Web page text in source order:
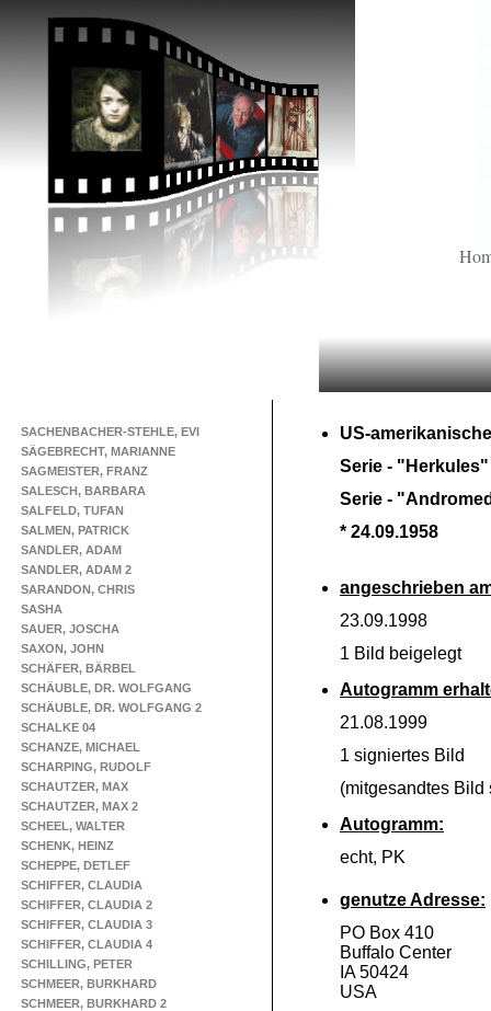
SACHENBACHER-STEHLE, EVI
SÄGEBRECHT, MARIANNE
SAGMEISTER, FRANZ
SALESCH, BARBARA
SALFELD, TUFAN
SALMEN, PATRICK
SANDLER, ADAM
SANDLER, ADAM 2
SARANDON, CHRIS
SASHA
SAUER, JOSCHA
SAXON, JOHN
SCHÄFER, BÄRBEL
SCHÄUBLE, DR. WOLFGANG
SCHÄUBLE, DR. WOLFGANG 2
SCHALKE 04
SCHANZE, MICHAEL
SCHARPING, RUDOLF
SCHAUTZER, MAX
SCHAUTZER, MAX 2
SCHEEL, WALTER
SCHENK, HEINZ
SCHEPPE, DETLEF
SCHIFFER, CLAUDIA
SCHIFFER, CLAUDIA 2
SCHIFFER, CLAUDIA 3
SCHIFFER, CLAUDIA 4
SCHILLING, PETER
SCHMEER, BURKHARD
SCHMEER, BURKHARD 2
US-
Serie - "Herkules"
Serie -
* 24.09.1958
angeschrieben
23.09.1998
1 Bild beigelegt
Autogramm
21.08.1999
1 signiertes Bild
(mitgesandtes Bild
Autogramm:
echt, PK
genutze Adresse:
PO Box 410
Buffalo Center
IA 50424
USA